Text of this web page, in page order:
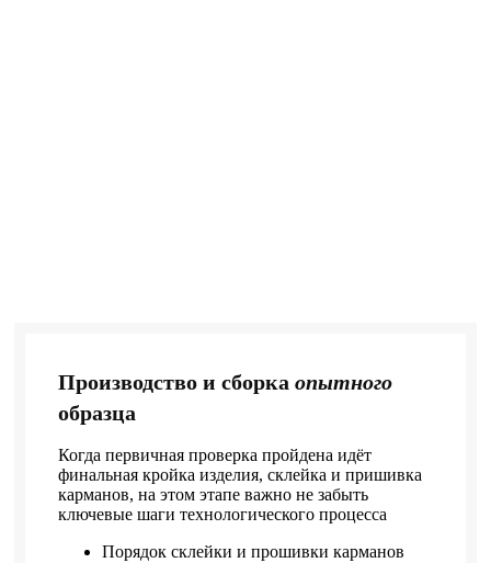
Производство и сборка опытного
образца
Когда первичная проверка пройдена идёт
финальная кройка изделия, склейка и пришивка
карманов, на этом этапе важно не забыть
ключевые шаги технологического процесса
Порядок склейки и прошивки карманов